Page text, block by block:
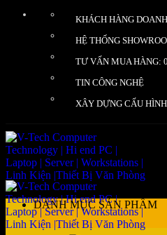
KHÁCH HÀNG
HỆ THỐNG
TƯ VẤN MUA HÀNG:
TIN CÔNG NGHỆ
XÂY DỰNG CẤU HÌNH
DANH MỤC SẢN PHẨM